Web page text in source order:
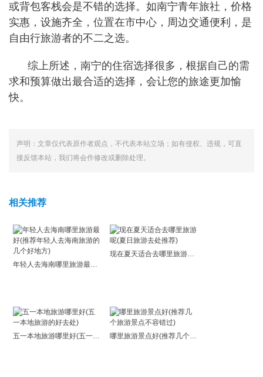
或背包客栈会是不错的选择。如南宁青年旅社，价格
实惠，设施齐全，位置在市中心，周边交通便利，是
自由行旅游者的不二之选。
综上所述，南宁的住宿选择很多，根据自己的需
求和预算做出最合适的选择，会让您的旅途更加愉
快。
声明：文章仅代表原作者观点，不代表本站立场；如有侵权、违规，可直
接反馈本站，我们将会作修改或删除处理。
相关推荐
年轻人去海南哪里旅游最好(推荐年轻人去海南旅游的几个好地方)
现在夏天适合去哪里旅游呢(夏日旅游去处推荐)
五一本地旅游哪里好(五一本地旅游的好去处) 哪里旅游景点好(推荐几个旅游景点不容错过)